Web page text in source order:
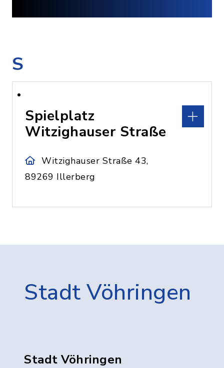
S
Spielplatz
Witzighauser Straße
Witzighauser Straße 43,
89269 Illerberg
Stadt Vöhringen
Stadt Vöhringen